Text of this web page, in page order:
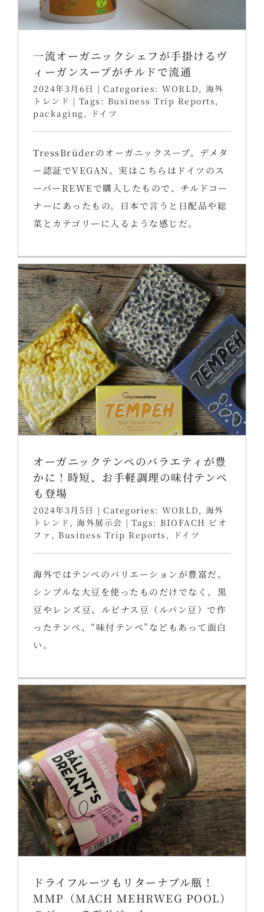
一流オーガニックシェフが手掛けるヴ
ィーガンスープがチルドで流通
2024年3月6日 | Categories: WORLD , 海外
トレンド | Tags: Business Trip Reports ,
packaging , ドイツ
TressBrüderのオーガニックスープ。デメタ
ー認証でVEGAN。実はこちらはドイツのス
ーパーREWEで購入したもので、チルドコー
ナーにあったもの。日本で言うと日配品や総
菜とカテゴリーに入るような感じだ。
オーガニックテンペのバラエティが豊
かに！時短、お手軽調理の味付テンペ
も登場
2024年3月5日 | Categories: WORLD , 海外
トレンド , 海外展示会 | Tags: BIOFACH ビオ
ファ , Business Trip Reports , ドイツ
海外ではテンペのバリエーションが豊富だ。
シンプルな大豆を使ったものだけでなく、黒
豆やレンズ豆、ルピナス豆（ルパン豆）で作
ったテンペ、“味付テンペ”などもあって面白
い。
ドライフルーツもリターナブル瓶！
MMP（MACH MEHRWEG POOL）